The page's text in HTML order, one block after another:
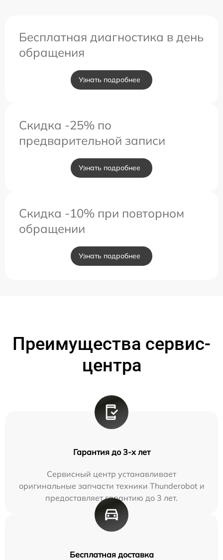
Бесплатная диагностика в день
обращения
Узнать подробнее
Скидка -25% по
предварительной записи
Узнать подробнее
Скидка -10% при повторном
обращении
Узнать подробнее
Преимущества сервис-
центра
Гарантия до 3-х лет
Сервисный центр устанавливает
оригинальные запчасти техники Thunderobot и
предоставляет гарантию до 3 лет.
Бесплатная доставка